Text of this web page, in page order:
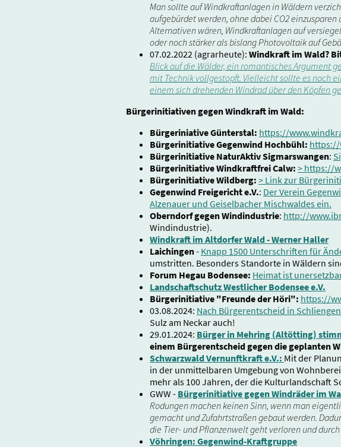
Man sollte auf Windkraftanlagen in Wäldern
aufgebürdet werden, ohne dabei CO2
Alternativen wären, Windkraftanlagen auf
oder noch stärker als bislang Photovoltaik auf
07.02.2022 (agrarheute): Windkraft im Wald?
Blick auf die Wälder, ein romantisches Argument
mit Technik vollgestopft. Vielleicht sollte es noch
einem sich drehenden Windrad über den Köpfen
Bürgerinitiativen gegen Windkraft im Wald:
Bürgeriniative Günterstal: https://
Bürgerinitiative Gegenwind Hochbühl: https://
Bürgerinitiative NaturAktiv Sigmarswangen:
Bürgerinitiative Windkraftfrei Calw: > https://
Bürgerinitiative Wildberg: > Link zur
Gegenwind Freigericht e.V.: Der Verein
Alzenauer und Geiselbacher Mischwaldes ein.
Oberndorf gegen Windindustrie: http://
Windindustrie).
Windkraft im Altdorfer Wald - Werner Haller
Laichingen- Knapp 1500 Unterschriften für
umstritten. Besonders Standorte in Wäldern
Forum Hegau Bodensee: Heimat ist
Landschaftschutz Westlicher Bodensee e.V.
Bürgerinitiative "Freunde der Höri": https://
03.08.2024: Nach Bürgerentscheid in
Sulz am Neckar auch!
29.01.2024: Bürger in Mehring (Altötting)
einem Bürgerentscheid gegen die geplanten
Schwarzwald Vernunftkraft e.V.: Mit der
in der unmittelbaren Umgebung von
mehr als 100 Jahren, der die Kulturlandschaft
GWW - Bürgerinitiative gegen Windräder im
Rodungen machen keinen Sinn, wenn man
gemacht und Zufahrtstraßen gebaut werden.
die Tier- und Pflanzenwelt geht verloren und
Vöhringen: Gegenwind-Kraftgruppe